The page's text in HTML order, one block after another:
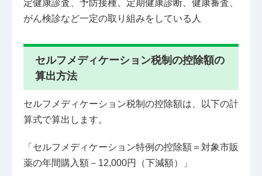
定健康診査、予防接種、定期健康診断、健康審査、
がん検診など一定の取り組みをしている人
セルフメディケーション税制の控除額の
算出方法
セルフメディケーション税制の控除額は、以下の計
算式で算出します。
「セルフメディケーション特例の控除額＝対象市販
薬の年間購入額－12,000円（下減額）」